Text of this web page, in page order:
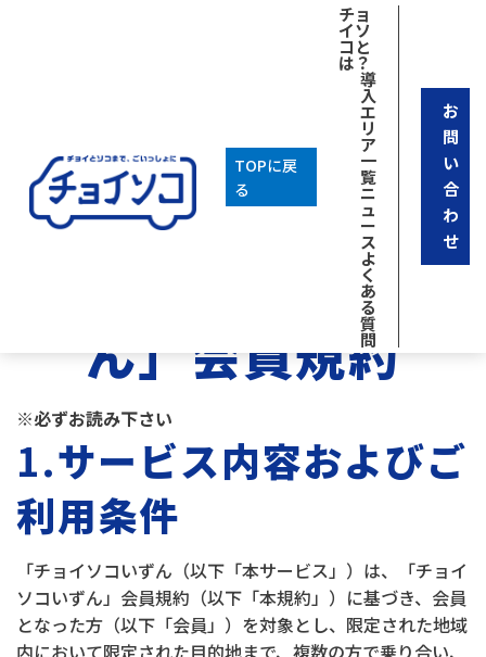
TOPに戻
る
チョ
イソ
コと
は？
導
入
エ
リ
ア
一
覧
ニ
ュ
ー
ス
よ
く
あ
る
質
問
お
問
い
合
わ
せ
インターネット乗車受付 利用規約へ
「チョイソコいず
ん」会員規約
※必ずお読み下さい
1.サービス内容およびご
利用条件
「チョイソコいずん（以下「本サービス」）は、「チョイ
ソコいずん」会員規約（以下「本規約」）に基づき、会員
となった方（以下「会員」）を対象とし、限定された地域
内において限定された目的地まで、複数の方で乗り合い、